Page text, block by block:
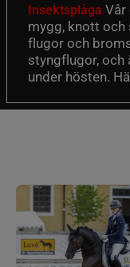
Insektsplåga Vår
mygg, knott
flugor och
styngflugor, och
under hösten.